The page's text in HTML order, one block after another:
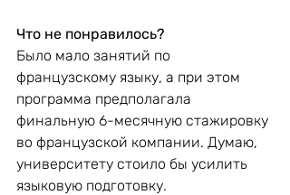
Что не понравилось?
Было мало занятий по
французскому языку, а при этом
программа предполагала
финальную 6-месячную стажировку
во французской компании. Думаю,
университету стоило бы усилить
языковую подготовку.